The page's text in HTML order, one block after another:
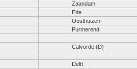
Zaandam
Ede
Oosthuizen
Purmerend
Calvorde (D)
Delft